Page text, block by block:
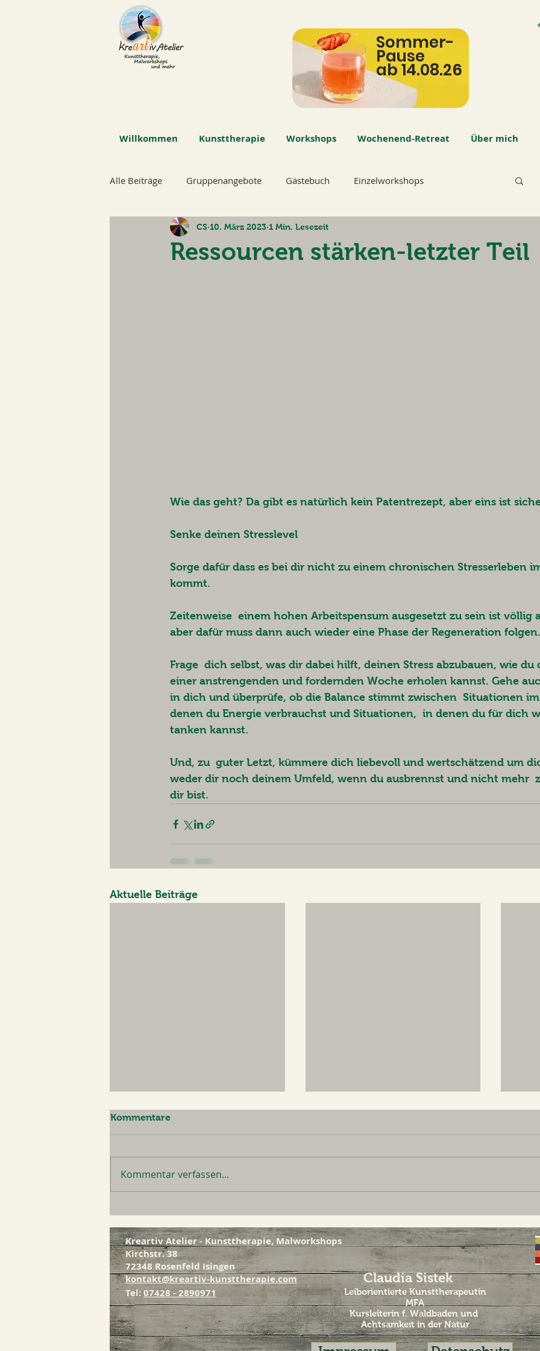
Sommer-
Pause
ab 14.08.26
Willkommen Kunsttherapie Workshops Wochenend-Retreat Über mich
Alle Beiträge Gruppenangebote Gästebuch Einzelworkshops
Ressourcen stärken-letzter Teil
CS 10. März 2023 1 Min. Lesezeit
Wie das geht? Da gibt es natürlich kein Patentrezept, aber eins ist
Senke deinen Stresslevel
Sorge dafür dass es bei dir nicht zu einem chronischen Stresserleben
kommt.
Zeitenweise  einem hohen Arbeitspensum ausgesetzt zu sein ist völlig
aber dafür muss dann auch wieder eine Phase der Regeneration
Frage  dich selbst, was dir dabei hilft, deinen Stress abzubauen, wie
einer anstrengenden und fordernden Woche erholen kannst. Gehe
in dich und überprüfe, ob die Balance stimmt zwischen  Situationen
denen du Energie verbrauchst und Situationen,  in denen du für dich
tanken kannst.
Und, zu  guter Letzt, kümmere dich liebevoll und wertschätzend um
weder dir noch deinem Umfeld, wenn du ausbrennst und nicht mehr
dir bist.
Aktuelle Beiträge
Kommentare
Kommentar verfassen...
​Kreartiv Atelier - Kunsttherapie, Malworkshops
Kirchstr. 38
72348 Rosenfeld Isingen
kontakt@kreartiv-kunsttherapie.com
Claudia Sistek
Tel:07428 - 2890971
Leiborientierte Kunsttherapeutin
MFA
Kursleiterin f. Waldbaden und
Achtsamkeit in der Natur